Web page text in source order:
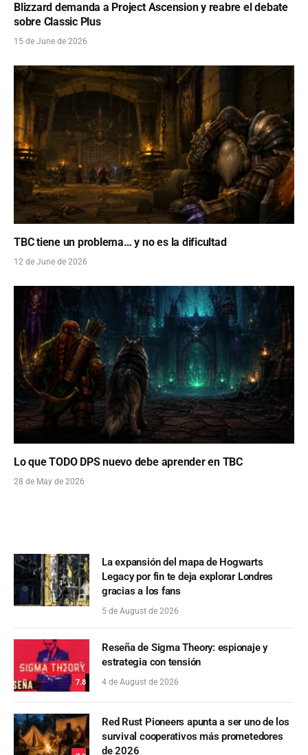
Blizzard demanda a Project Ascension y reabre el debate
sobre Classic Plus
15 de June de 2026
TBC tiene un problema… y no es la dificultad
12 de June de 2026
Lo que TODO DPS nuevo debe aprender en TBC
28 de May de 2026
La expansión del mapa de Hogwarts
Legacy por fin te deja explorar Londres
gracias a los fans
5 de August de 2026
7.8
Reseña de Sigma Theory: espionaje y
estrategia con tensión
4 de August de 2026
Red Rust Pioneers apunta a ser uno de los
survival cooperativos más prometedores
de 2026